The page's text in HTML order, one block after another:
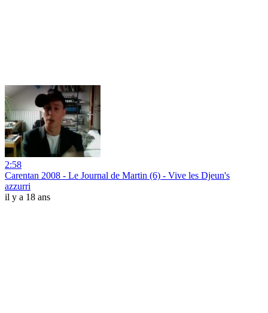
2:58
Carentan 2008 - Le Journal de Martin (6) - Vive les Djeun's
azzurri
il y a 18 ans